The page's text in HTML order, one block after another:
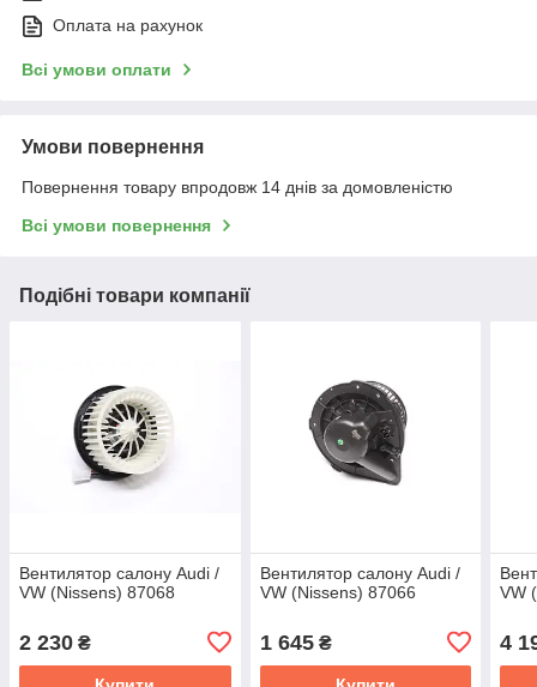
Оплата на рахунок
Всі умови оплати
Умови повернення
Повернення товару впродовж 14 днів за домовленістю
Всі умови повернення
Подібні товари компанії
Вентилятор салону Audi /
VW (Nissens) 87068
2 230 ₴
Вентилятор салону Audi /
VW (Nissens) 87066
1 645₴
VW
4